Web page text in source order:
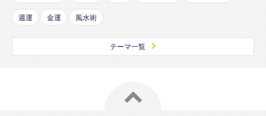
週運 金運 風水術
テーマ一覧